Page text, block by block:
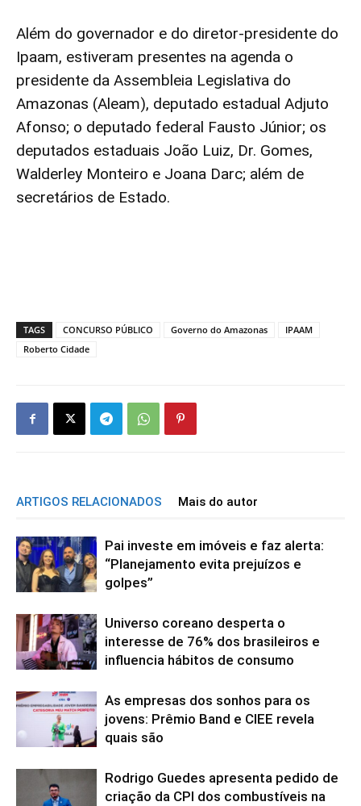
Além do governador e do diretor-presidente do
Ipaam, estiveram presentes na agenda o
presidente da Assembleia Legislativa do
Amazonas (Aleam), deputado estadual Adjuto
Afonso; o deputado federal Fausto Júnior; os
deputados estaduais João Luiz, Dr. Gomes,
Walderley Monteiro e Joana Darc; além de
secretários de Estado.
TAGS CONCURSO PÚBLICO Governo do Amazonas
IPAAM
Roberto Cidade
ARTIGOS RELACIONADOS Mais do autor
Pai investe em imóveis e faz alerta:
“Planejamento evita prejuízos e
golpes”
Universo coreano desperta o
interesse de 76% dos brasileiros e
influencia hábitos de consumo
As empresas dos sonhos para os
jovens: Prêmio Band e CIEE revela
quais são
Rodrigo Guedes apresenta pedido de
criação da CPI dos combustíveis na